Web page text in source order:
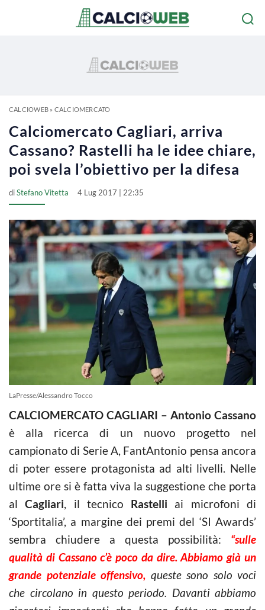
CALCIOWEB» CALCIOMERCATO
Calciomercato Cagliari, arriva
Cassano? Rastelli ha le idee chiare,
poi svela l’obiettivo per la difesa
diStefano Vitetta 4 Lug 2017 | 22:35
LaPresse/Alessandro Tocco
CALCIOMERCATO CAGLIARI – Antonio Cassano
è alla ricerca di un nuovo progetto nel
campionato di Serie A, FantAntonio pensa ancora
di poter essere protagonista ad alti livelli. Nelle
ultime ore si è fatta viva la suggestione che porta
alCagliari, il tecnico Rastelli ai microfoni di
‘Sportitalia’, a margine dei premi del ‘SI Awards’
sembra chiudere a questa possibilità: “sulle
qualità di Cassano c’è poco da dire. Abbiamo già un
grande potenziale offensivo, queste sono solo voci
che circolano in questo periodo. Davanti abbiamo